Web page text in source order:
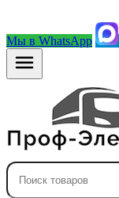
Мы в WhatsApp